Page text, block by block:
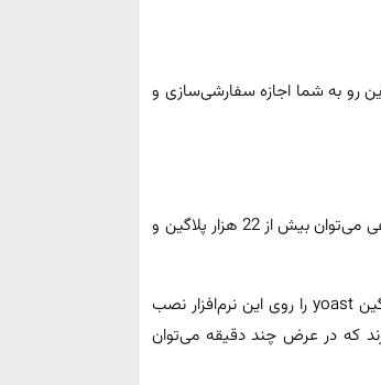
رو به شما اجازه سفارشی‌سازی و
برای ارائه یک وب‌سایت نو و جدید و یا انطباق آن با روند مداوم رسانه‌های اجتماعی می‌توان بیش از 22 هزار پلاگین و
به عنوان مثال به منظور بهینه‌سازی سایت برای موتورهای جستجو می‌توان پلاگین yoast را روی این نرم‌افزار نصب
که در عرض چند دقیقه می‌توان